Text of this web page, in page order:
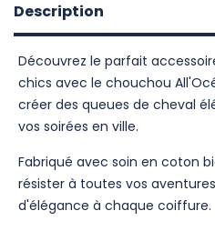
Description
Découvrez le parfait
chics avec le chouchou
créer des queues de cheval
vos soirées en ville.
Fabriqué avec soin en coton
résister à toutes vos
d'élégance à chaque coiffure.